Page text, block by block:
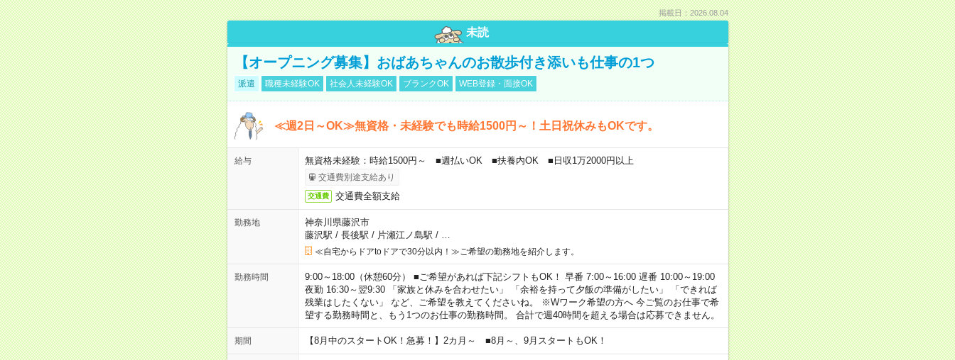
掲載日：2026.08.04
未読
【オープニング募集】おばあちゃんのお散歩付き添いも仕事の1つ
派遣 職種未経験OK 社会人未経験OK ブランクOK WEB登録・面接OK
≪週2日～OK≫無資格・未経験でも時給1500円～！土日祝休みもOKです。
給与 無資格未経験：時給1500円～ ■週払いOK ■扶養内OK ■日収1万2000円以上
交通費別途支給あり
交通費 交通費全額支給
勤務地
神奈川県藤沢市
藤沢駅 / 長後駅 / 片瀬江ノ島駅 /
≪自宅からドアtoドアで30分以内！≫ご希望の勤務地を紹介します。
勤務時間
9:00～18:00（休憩60分） ■ご希望があれば下記シフトもOK！ 早番 7:00～16:00 遅番 10:00～19:00
夜勤 16:30～翌9:30 「家族と休みを合わせたい」 「余裕を持って夕飯の準備がしたい」 「できれば
残業はしたくない」 など、ご希望を教えてくださいね。 ※Wワーク希望の方へ 今ご覧のお仕事で希
望する勤務時間と、もう1つのお仕事の勤務時間。 合計で週40時間を超える場合は応募できません。
期間 【8月中のスタートOK！急募！】2カ月～ ■8月～、9月スタートもOK！